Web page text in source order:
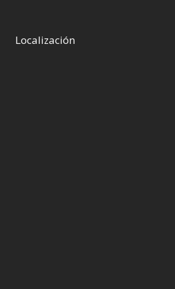
Localización